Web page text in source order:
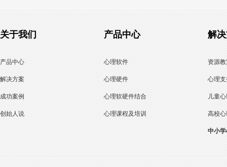
关于我们
产品中心
解决方案
成功案例
创始人说
产品中心
心理软件
心理硬件
心理软硬件结合
心理课程及培训
解
资源
心理
儿童
高校
中小